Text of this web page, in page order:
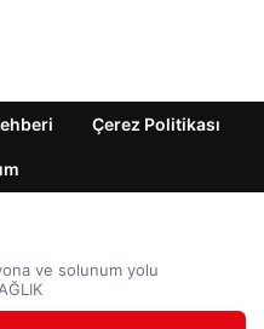
Çerez Politikası
ve solunum yolu